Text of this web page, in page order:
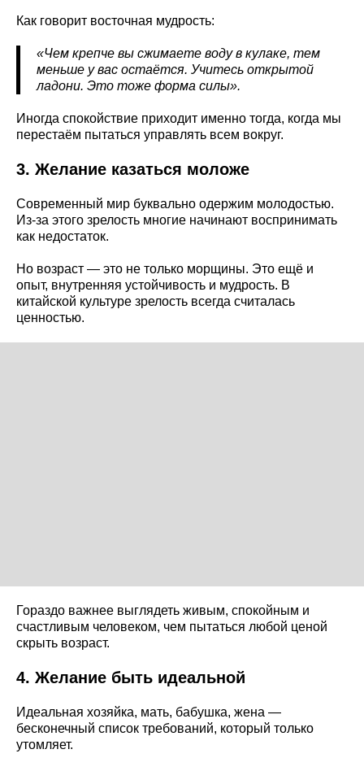
Как говорит восточная мудрость:
«Чем крепче вы сжимаете воду в кулаке, тем
меньше у вас остаётся. Учитесь открытой
ладони. Это тоже форма силы».
Иногда спокойствие приходит именно тогда, когда мы
перестаём пытаться управлять всем вокруг.
3. Желание казаться моложе
Современный мир буквально одержим молодостью.
Из-за этого зрелость многие начинают воспринимать
как недостаток.
Но возраст — это не только морщины. Это ещё и
опыт, внутренняя устойчивость и мудрость. В
китайской культуре зрелость всегда считалась
ценностью.
Гораздо важнее выглядеть живым, спокойным и
счастливым человеком, чем пытаться любой ценой
скрыть возраст.
4. Желание быть идеальной
Идеальная хозяйка, мать, бабушка, жена —
бесконечный список требований, который только
утомляет.